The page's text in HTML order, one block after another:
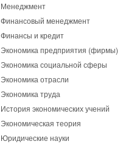
Менеджмент
Финансовый менеджмент
Финансы и кредит
Экономика предприятия (фирмы)
Экономика социальной сферы
Экономика отрасли
Экономика труда
История экономических учений
Экономическая теория
Юридические науки